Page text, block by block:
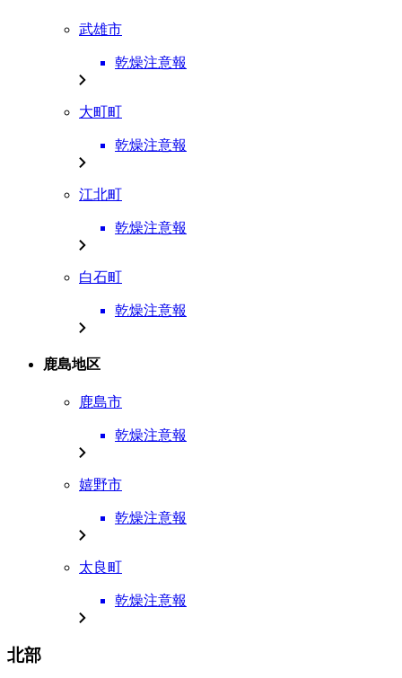
武雄市
乾燥注意報
大町町
乾燥注意報
江北町
乾燥注意報
白石町
乾燥注意報
鹿島地区
鹿島市
乾燥注意報
嬉野市
乾燥注意報
太良町
乾燥注意報
北部